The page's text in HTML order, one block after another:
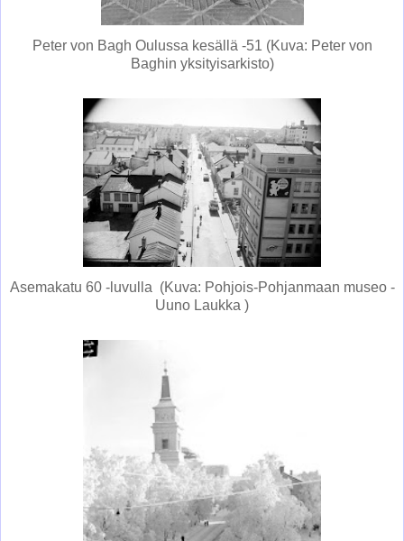
Peter von Bagh Oulussa kesällä -51 (Kuva: Peter von
Baghin yksityisarkisto)
Asemakatu 60 -luvulla (Kuva: Pohjois-Pohjanmaan museo -
Uuno Laukka )